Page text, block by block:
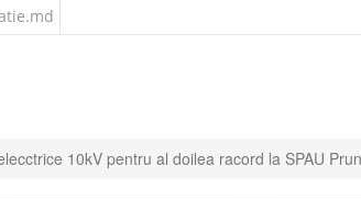
10kV pentru al doilea racord la SPAU